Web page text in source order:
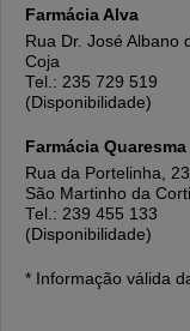
Farmácia Alva
Rua Dr. José Albano
Coja
Tel.: 235 729 519
(Disponibilidade)
Farmácia Quaresma
Rua da Portelinha,
São Martinho da
Tel.: 239 455 133
(Disponibilidade)
* Informação válida